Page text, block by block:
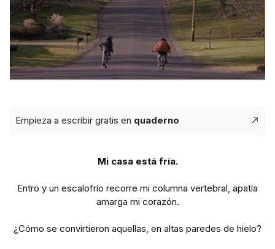
Empieza a escribir gratis en quaderno
Mi casa está fría.
Entro y un escalofrío recorre mi columna vertebral, apatía
amarga mi corazón.
¿Cómo se convirtieron aquellas, en altas paredes de hielo?